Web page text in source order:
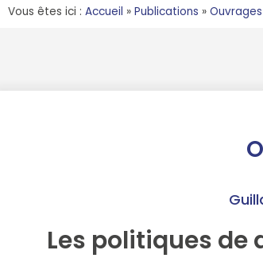
Vous êtes ici : Accueil » Publications » Ouvrages
Les politiques